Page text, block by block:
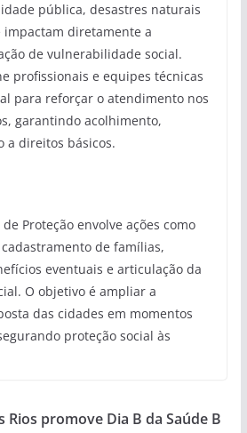
pública, desastres naturais
impactam diretamente a
de vulnerabilidade social.
profissionais e equipes técnicas
para reforçar o atendimento nos
garantindo acolhimento,
a direitos básicos.
Proteção envolve ações como
de famílias,
eventuais e articulação da
O objetivo é ampliar a
das cidades em momentos
proteção social às
Rios promove Dia B da Saúde B